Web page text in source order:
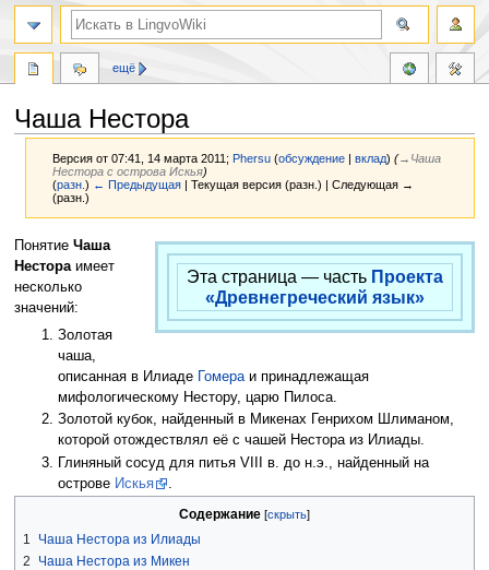
Чаша Нестора
Версия от 07:41, 14 марта 2011;Phersu (обсуждение |вклад) (→‎Чаша
Нестора с острова Искья)
(разн.) ← Предыдущая | Текущая версия (разн.) | Следующая →
(разн.)
Перейти
к
навигации
Перейти
к
поиску
Эта страница — часть Проекта
«Древнегреческий язык»
Понятие Чаша
Нестораимеет
несколько
значений:
Золотая
чаша,
описанная в Илиаде
Гомераи принадлежащая
мифологическому Нестору, царю Пилоса.
Золотой кубок, найденный в Микенах Генрихом Шлиманом,
которой отождествлял её с чашей Нестора из Илиады.
Глиняный сосуд для питья VIII в. до н.э., найденный на
острове Искья
Содержание
1
Чаша Нестора из Илиады
2
Чаша Нестора из Микен
ещё